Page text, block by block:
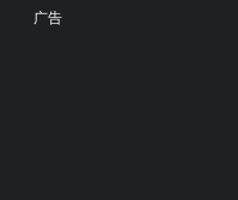
广告